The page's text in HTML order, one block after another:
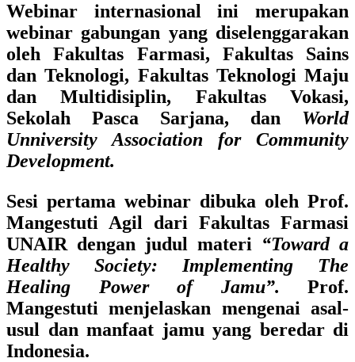
Webinar internasional ini merupakan
webinar gabungan yang diselenggarakan
oleh Fakultas Farmasi, Fakultas Sains
dan Teknologi, Fakultas Teknologi Maju
dan Multidisiplin, Fakultas Vokasi,
Sekolah Pasca Sarjana, dan World
Unniversity Association for Community
Development.
Sesi pertama webinar dibuka oleh Prof.
Mangestuti Agil dari Fakultas Farmasi
UNAIR dengan judul materi “Toward a
Healthy Society: Implementing The
Healing Power of Jamu”. Prof.
Mangestuti menjelaskan mengenai asal-
usul dan manfaat jamu yang beredar di
Indonesia.